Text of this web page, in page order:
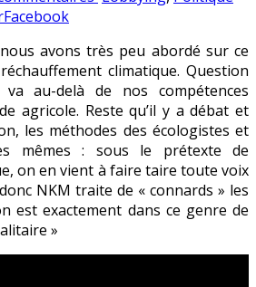
Facebook
nous avons très peu abordé sur ce
climatique. Question
au-delà de nos compétences
agricole. Reste qu’il y a débat et
les méthodes des écologistes et
mêmes : sous le prétexte de
on en vient à faire taire toute voix
NKM traite de « connards » les
est exactement dans ce genre de
»